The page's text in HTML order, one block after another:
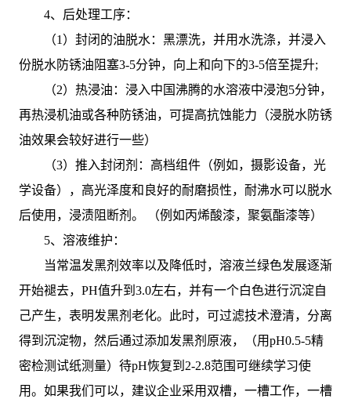
4、后处理工序：
（1）封闭的油脱水：黑漂洗，并用水洗涤，并浸入
份脱水防锈油阻塞3-5分钟，向上和向下的3-5倍至提升;
（2）热浸油：浸入中国沸腾的水溶液中浸泡5分钟，
再热浸机油或各种防锈油，可提高抗蚀能力（浸脱水防锈
油效果会较好进行一些）
（3）推入封闭剂：高档组件（例如，摄影设备，光
学设备），高光泽度和良好的耐磨损性，耐沸水可以脱水
后使用，浸渍阻断剂。 （例如丙烯酸漆，聚氨酯漆等）
5、溶液维护：
当常温发黑剂效率以及降低时，溶液兰绿色发展逐渐
开始褪去，PH值升到3.0左右，并有一个白色进行沉淀自
己产生，表明发黑剂老化。此时，可过滤技术澄清，分离
得到沉淀物，然后通过添加发黑剂原液，（用pH0.5-5精
密检测试纸测量）待pH恢复到2-2.8范围可继续学习使
用。如果我们可以，建议企业采用双槽，一槽工作，一槽